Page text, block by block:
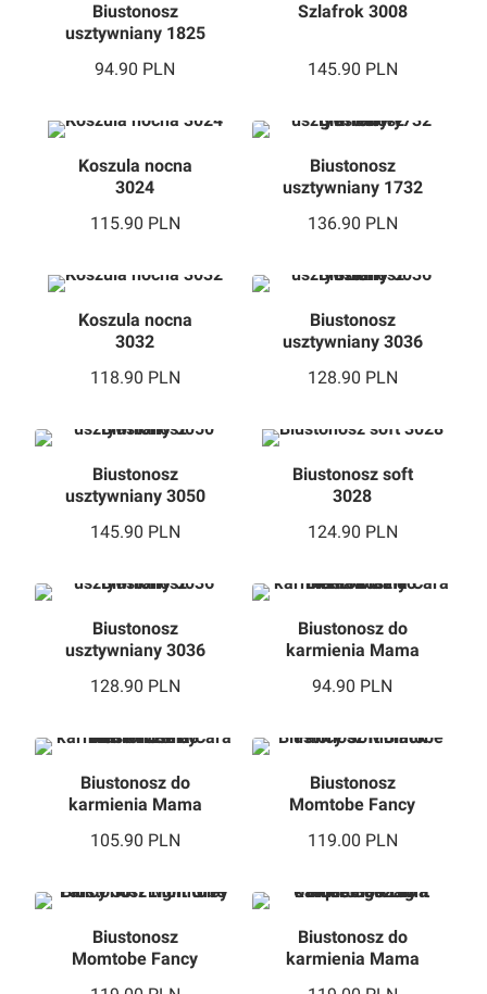
Biustonosz
usztywniany 1825
94.90 PLN
Szlafrok 3008
145.90 PLN
Koszula nocna
3024
115.90 PLN
Biustonosz
usztywniany 1732
136.90 PLN
Koszula nocna
3032
118.90 PLN
Biustonosz
usztywniany 3036
128.90 PLN
Biustonosz
usztywniany 3050
145.90 PLN
Biustonosz soft
3028
124.90 PLN
Biustonosz
usztywniany 3036
128.90 PLN
Biustonosz do
karmienia Mama
94.90 PLN
Biustonosz do
karmienia Mama
105.90 PLN
Biustonosz
Momtobe Fancy
119.00 PLN
Biustonosz
Momtobe Fancy
Biustonosz do
karmienia Mama